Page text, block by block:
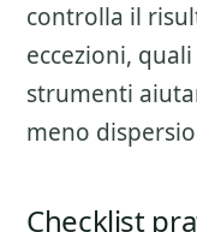
controlla il
eccezioni,
strumenti
meno
Checklist